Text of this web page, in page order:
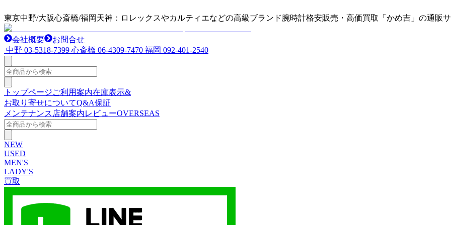
東京中野/大阪心斎橋/福岡天神：ロレックスやカルティエなどの高級ブランド腕時計格安販売・高価買取「かめ吉」の通販
会社概要
お問合せ
中野 03-5318-7399 心斎橋 06-4309-7470 福岡 092-401-2540
トップページご利用案内在庫表示&
お取り寄せについてQ&A保証
メンテナンス 店舗案内レビューOVERSEAS
NEW
USED
MEN'S
LADY'S
買取